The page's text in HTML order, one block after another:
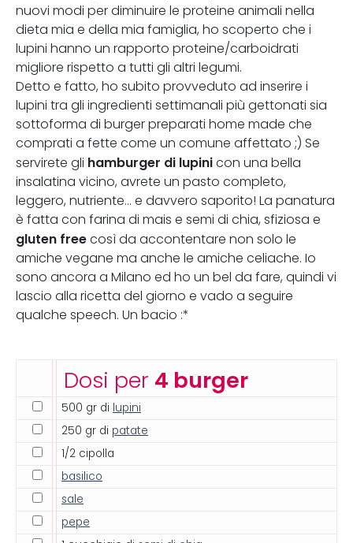
nuovi modi per diminuire le proteine animali nella
dieta mia e della mia famiglia, ho scoperto che i
lupini hanno un rapporto proteine/carboidrati
migliore rispetto a tutti gli altri legumi.
Detto e fatto, ho subito provveduto ad inserire i
lupini tra gli ingredienti settimanali più gettonati sia
sottoforma di burger preparati home made che
comprati a fette come un comune affettato ;) Se
servirete gli hamburger di lupini con una bella
insalatina vicino, avrete un pasto completo,
leggero, nutriente... e davvero saporito! La panatura
è fatta con farina di mais e semi di chia, sfiziosa e
gluten free così da accontentare non solo le
amiche vegane ma anche le amiche celiache. Io
sono ancora a Milano ed ho un bel da fare, quindi vi
lascio alla ricetta del giorno e vado a seguire
qualche speech. Un bacio :*
Dosi per 4 burger
500 gr di lupini
250 gr di patate
1/2 cipolla
basilico
sale
pepe